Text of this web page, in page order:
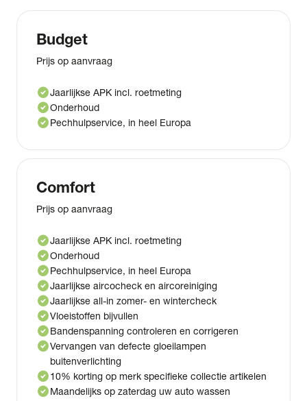
Budget
Prijs op aanvraag
check_circleJaarlijkse APK incl. roetmeting
check_circleOnderhoud
check_circlePechhulpservice, in heel Europa
Comfort
Prijs op aanvraag
check_circleJaarlijkse APK incl. roetmeting
check_circleOnderhoud
check_circlePechhulpservice, in heel Europa
check_circleJaarlijkse aircocheck en aircoreiniging
check_circleJaarlijkse all-in zomer- en wintercheck
check_circleVloeistoffen bijvullen
check_circleBandenspanning controleren en corrigeren
check_circleVervangen van defecte gloeilampen
buitenverlichting
check_circle10% korting op merk specifieke collectie artikelen
check_circleMaandelijks op zaterdag uw auto wassen